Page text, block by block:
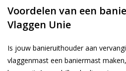
Voordelen van een
Vlaggen Unie
Is jouw banieruithouder aan
vlaggenmast een baniermast